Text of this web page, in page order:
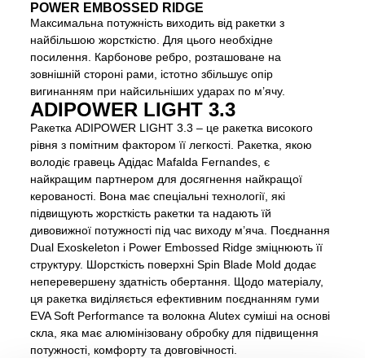
POWER EMBOSSED RIDGE
Максимальна потужність виходить від ракетки з
найбільшою жорсткістю. Для цього необхідне
посилення. Карбонове ребро, розташоване на
зовнішній стороні рами, істотно збільшує опір
вигинанням при найсильніших ударах по м’ячу.
ADIPOWER LIGHT 3.3
Ракетка ADIPOWER LIGHT 3.3 – це ракетка високого
рівня з помітним фактором її легкості. Ракетка, якою
володіє гравець Адідас Mafalda Fernandes, є
найкращим партнером для досягнення найкращої
керованості. Вона має спеціальні технології, які
підвищують жорсткість ракетки та надають їй
дивовижної потужності під час виходу м’яча. Поєднання
Dual Exoskeleton і Power Embossed Ridge зміцнюють її
структуру. Шорсткість поверхні Spin Blade Mold додає
неперевершену здатність обертання. Щодо матеріалу,
ця ракетка виділяється ефективним поєднанням гуми
EVA Soft Performance та волокна Alutex суміші на основі
скла, яка має алюмінізовану обробку для підвищення
потужності, комфорту та довговічності.